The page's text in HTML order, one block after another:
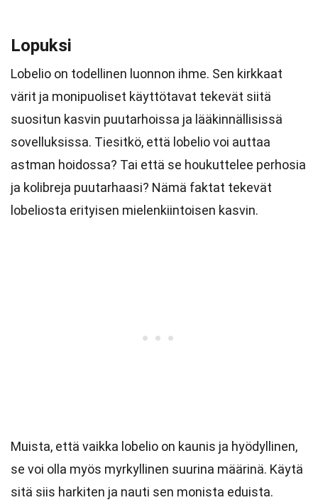
Lopuksi
Lobelio on todellinen luonnon ihme. Sen kirkkaat
värit ja monipuoliset käyttötavat tekevät siitä
suositun kasvin puutarhoissa ja lääkinnällisissä
sovelluksissa. Tiesitkö, että lobelio voi auttaa
astman hoidossa? Tai että se houkuttelee perhosia
ja kolibreja puutarhaasi? Nämä faktat tekevät
lobeliosta erityisen mielenkiintoisen kasvin.
Muista, että vaikka lobelio on kaunis ja hyödyllinen,
se voi olla myös myrkyllinen suurina määrinä. Käytä
sitä siis harkiten ja nauti sen monista eduista.